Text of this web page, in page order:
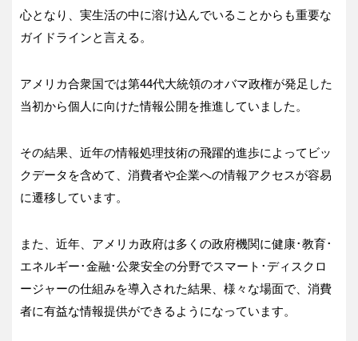
心となり、実生活の中に溶け込んでいることからも重要な
ガイドラインと言える。
アメリカ合衆国では第44代大統領のオバマ政権が発足した
当初から個人に向けた情報公開を推進していました。
その結果、近年の情報処理技術の飛躍的進歩によってビッ
クデータを含めて、消費者や企業への情報アクセスが容易
に遷移しています。
また、近年、アメリカ政府は多くの政府機関に健康･教育･
エネルギー･金融･公衆安全の分野でスマート･ディスクロ
ージャーの仕組みを導入された結果、様々な場面で、消費
者に有益な情報提供ができるようになっています。